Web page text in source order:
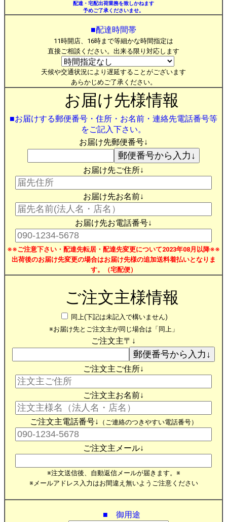
配達・宅配出荷業務を致しかねます
予めご了承くださいませ。
■配達時間帯
11時開店、16時まで等細かな時間指定は
直接ご相談ください。出来る限り対応します
天候や交通状況により遅延することがございます
あらかじめご了承ください。
お届け先様情報
■お届けする郵便番号・住所・お名前・連絡先電話番号等
をご記入下さい。
お届け先郵便番号↓
お届け先ご住所↓
お届け先お名前↓
お届け先お電話番号↓
※※ご注意下さい・配達先転居・配達先変更について2023年08月以降※※
出荷後のお届け先変更の場合はお届け先様の追加送料着払いとなりま
す。（宅配便）
ご注文主様情報
同上(下記は未記入で構いません)
※お届け先とご注文主が同じ場合は「同上」
ご注文主〒↓
ご注文主ご住所↓
ご注文主お名前↓
ご注文主電話番号↓ （ご連絡のつきやすい電話番号）
ご注文主メール↓
※注文送信後、自動返信メールが届きます。※
※メールアドレス入力はお間違え無いようご注意ください
■ 御用途